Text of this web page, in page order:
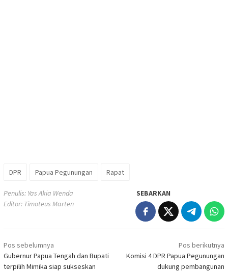
DPR Papua Pegunungan Rapat
Penulis: Yas Akia Wenda
Editor: Timoteus Marten
SEBARKAN
Navigasi
pos
Pos sebelumnya
Gubernur Papua Tengah dan Bupati
terpilih Mimika siap sukseskan
Pos berikutnya
Komisi 4 DPR Papua Pegunungan
dukung pembangunan